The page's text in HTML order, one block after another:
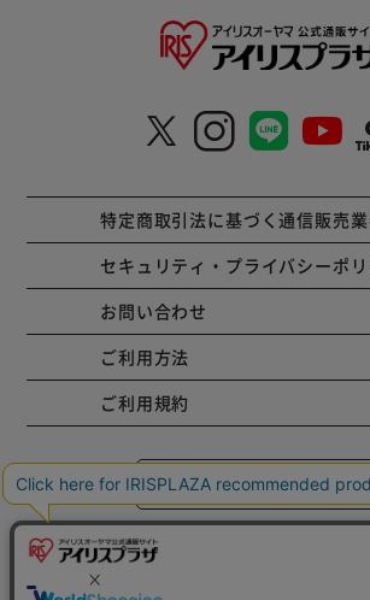
特定商取引法に基づく通信販売
セキュリティ・プライバシーポ
お問い合わせ
ご利用方法
ご利用規約
コーポレートサイト